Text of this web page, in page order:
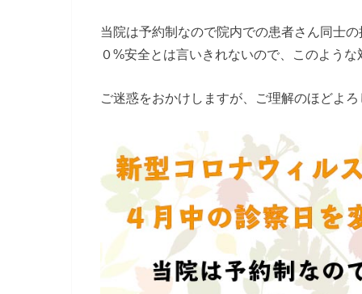
当院は予約制なので院内での患者さん同士
０%安全とは言いきれないので、このよう
ご迷惑をおかけしますが、ご理解のほどよ